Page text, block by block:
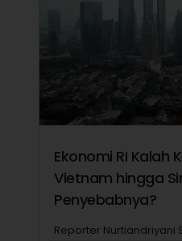
Ekonomi RI Kalah
Vietnam hingga
Penyebabnya?
Reporter Nurtiandriyani